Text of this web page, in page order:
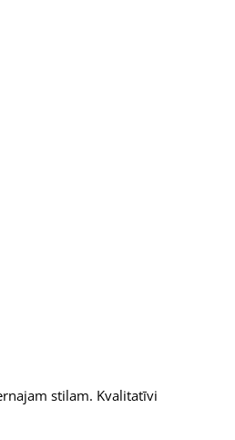
stilam. Kvalitatīvi